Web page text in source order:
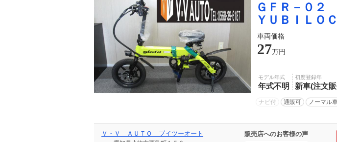
ＧＦＲ－０
ＹＵＢＩＬＯ
車両価格
27万円
モデル年式
年式不明
初度登録年
新車(注文
ナビ付 通販可 ノーマル
Ｖ・Ｖ ＡＵＴＯ ブイツーオート 販売店へのお客様の声